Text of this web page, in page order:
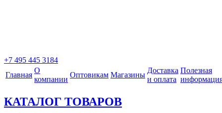
+7 495 445 3184
Главная
О
компании
Оптовикам Магазины
Доставка
и оплата
Полезная
КАТАЛОГ ТОВАРОВ